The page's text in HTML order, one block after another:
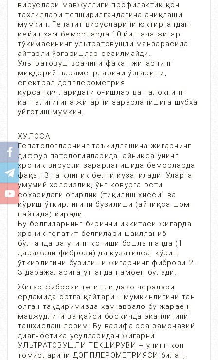
вируслари мавжудлиги профилактик қон
тахлиллари топширилгандагина аниқлаши
мумкин. Гепатит вирусларини юқтиргандан
кейин хам беморларда 10 йилгача жигар
тўқимасининг ультратовушли манзарасида
айтарли ўзгаришлар сезилмайди.
Ультратовуш врачини фақат жигарнинг
миқдорий параметрларини ўзгариши,
спектрал допплерометрия
кўрсаткичларидаги оғишлар ва талоқнинг
катталигигина жигарни зарарланишига шубха
уйғотиш мумкин.
ХУЛОСА
Гепатологларнинг таъкидлашича жигарнинг
диффуз патологияларида, айникса унинг
хроник вирусли зарарланишида беморларда
фақат 3 та клиник белги кузатилади. Уларга
умумий холсизлик, ўнг қовурға ости
сохасидаги оғирлик (тиқилиш хисси) ва
кўриш ўткирлигини бузилиши (айниқса шом
пайтида) киради.
Бу белгиларнинг биринчи иккитаси жигарда
хроник гепатит белгилари шаклланиб
бўлганда ва унинг қотиши бошланганда (1
даражали фибрози) да кузатилса, кўриш
ўткирлигини бузилиши жигарнинг фибрози 2-
3 даражаларига ўтганда намоён бўлади.
Жигар фибрози тегишли даво чоралари
ёрдамида ортга қайтариш мумкинлигини тан
олган тақдиримизда хам аввало бу жараён
мавжудлиги ва қайси босқичда эканлигини
ташхислаш лозим. Бу вазифа эса замонавий
диагностика усулларидан жигарни
УЛЬТРАТОВУШЛИ ТЕКШИРУВИ + унинг қон
томирларини ДОППЛЕРОМЕТРИЯСИ билан,